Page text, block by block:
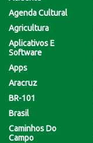
Agenda Cultural
Agricultura
Aplicativos E
Software
Apps
Aracruz
BR-101
Brasil
Caminhos Do
Campo